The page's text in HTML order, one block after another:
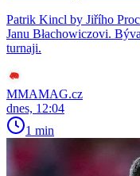
Patrik Kincl by Jiřího
Janu Błachowiczovi.
turnaji.
MMAMAG.cz
dnes, 12:04
1 min